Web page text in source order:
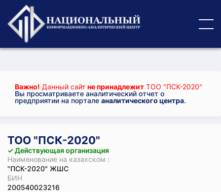
Важно! Данный сайт не принадлежит ТОО "ПСК-2020"
Вы просматриваете аналитический отчет о
предприятии на портале аналитического центра.
ТОО "ПСК-2020"
✓ Действующая организация
Наименование на казахском :
"ПСК-2020" ЖШС
БИН
200540023216